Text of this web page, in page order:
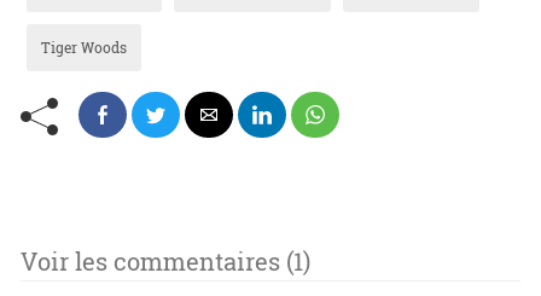
Tiger Woods
Voir les commentaires (1)